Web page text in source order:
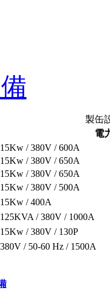
製缶
電
15Kw / 380V / 600A
15Kw / 380V / 650A
15Kw / 380V / 650A
15Kw / 380V / 500A
15Kw / 400A
125KVA / 380V / 1000A
15Kw / 380V / 130P
380V / 50-60 Hz / 1500A